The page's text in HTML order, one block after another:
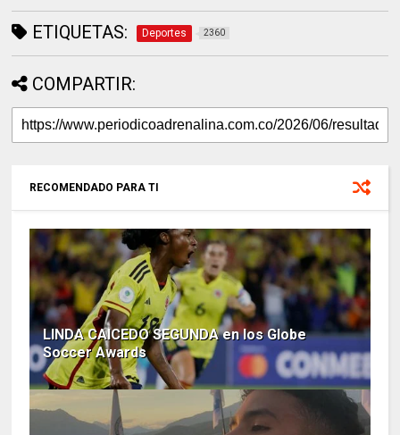
ETIQUETAS: Deportes 2360
COMPARTIR:
RECOMENDADO PARA TI
LINDA CAICEDO SEGUNDA en los Globe
Soccer Awards